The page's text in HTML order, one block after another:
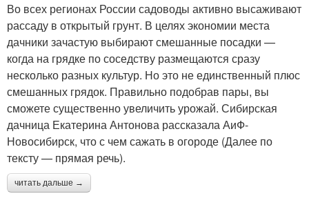
Во всех регионах России садоводы активно высаживают
рассаду в открытый грунт. В целях экономии места
дачники зачастую выбирают смешанные посадки —
когда на грядке по соседству размещаются сразу
несколько разных культур. Но это не единственный плюс
смешанных грядок. Правильно подобрав пары, вы
сможете существенно увеличить урожай. Сибирская
дачница Екатерина Антонова рассказала АиФ-
Новосибирск, что с чем сажать в огороде (Далее по
тексту — прямая речь).
читать дальше →